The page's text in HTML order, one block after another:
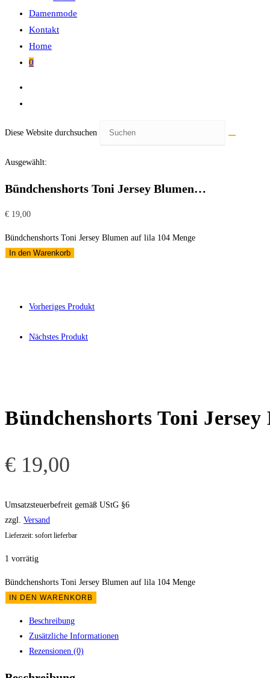
Damenmode
Kontakt
Home
0
Diese Website durchsuchen
Ausgewählt:
Bündchenshorts Toni Jersey Blumen…
€ 19,00
Bündchenshorts Toni Jersey Blumen auf lila 104 Menge
In den Warenkorb
Vorheriges Produkt
Nächstes Produkt
Bündchenshorts Toni
€ 19,00
Umsatzsteuerbefreit gemäß UStG §6
zzgl. Versand
Lieferzeit: sofort lieferbar
1 vorrätig
Bündchenshorts Toni Jersey Blumen auf lila 104 Menge
IN DEN WARENKORB
Beschreibung
Zusätzliche Informationen
Rezensionen (0)